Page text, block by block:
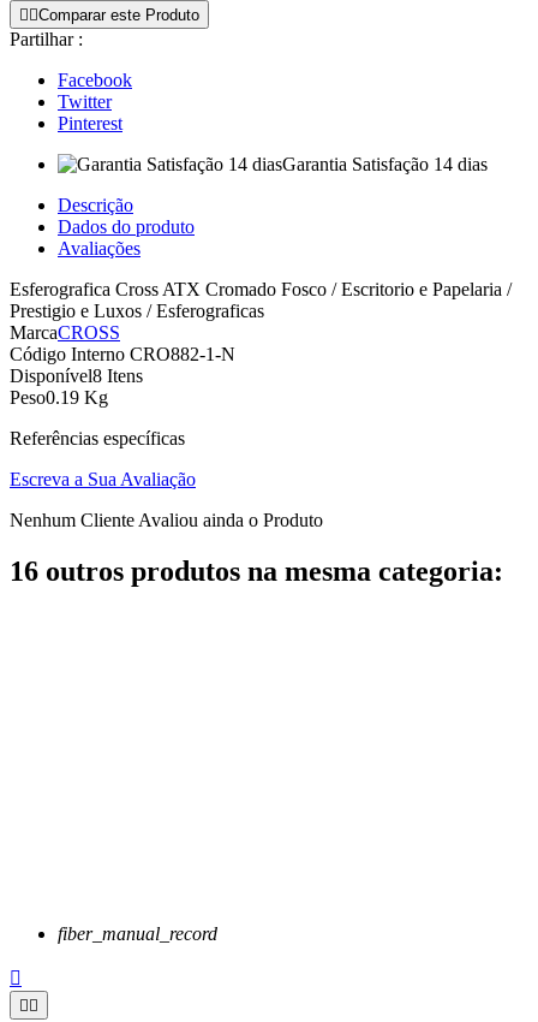
 Comparar este Produto
Partilhar :
Facebook
Twitter
Pinterest
Garantia Satisfação 14 dias
Descrição
Dados do produto
Avaliações
Esferografica Cross ATX Cromado Fosco / Escritorio e Papelaria /
Prestigio e Luxos / Esferograficas
MarcaCROSS
Código Interno CRO882-1-N
Disponível8 Itens
Peso0.19 Kg
Referências específicas
Escreva a Sua Avaliação
Nenhum Cliente Avaliou ainda o Produto
16 outros produtos na mesma categoria:
fiber_manual_record

 